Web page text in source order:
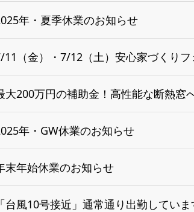
年・夏季休業のお知らせ
大200万円の補助金！高性能な断熱窓
年・GW休業のお知らせ
末年始休業のお知らせ
「台風10号接近」通常通り出勤していま